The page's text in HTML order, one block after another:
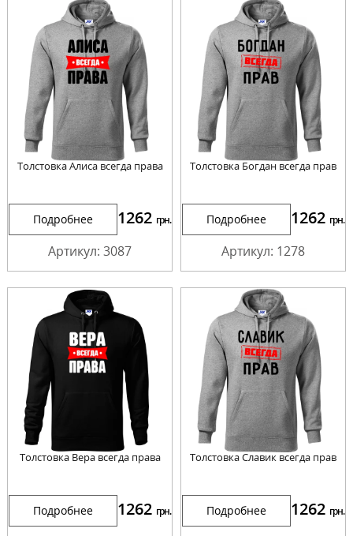
Толстовка Алиса всегда права
Подробнее 1262 грн.
Артикул: 3087
Толстовка Богдан всегда прав
Подробнее 1262 грн.
Артикул: 1278
Толстовка Вера всегда права
Подробнее 1262 грн.
Толстовка Славик всегда прав
Подробнее 1262 грн.